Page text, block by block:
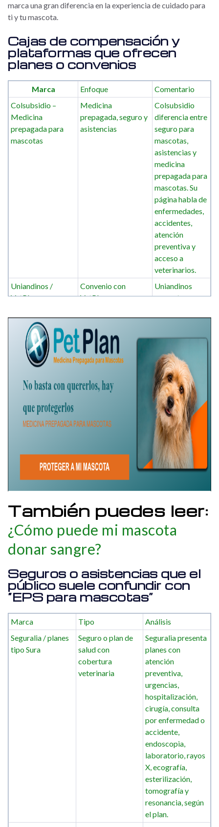
marca una gran diferencia en la experiencia de cuidado para
ti y tu mascota.
Cajas de compensación y
plataformas que ofrecen
planes o convenios
Marca Enfoque
Comentario
Colsubsidio –
Medicina
prepagada para
mascotas
Medicina
prepagada, seguro y
asistencias
Colsubsidio
diferencia entre
seguro para
mascotas,
asistencias y
medicina
prepagada para
mascotas. Su
página habla de
enfermedades,
accidentes,
atención
preventiva y
acceso a
veterinarios.
Uniandinos /
VetPlus
Convenio con
VetPlus
Uniandinos
presenta a
medicina
brindar
atención
oportuna y de
calidad a
mascotas.
Privilegios
Convenio de
Colsanitas
presenta
VetPlus en
Bogotá con
cobertura en
preventiva,
enfermedades y
accidentes.
También puedes leer:
¿Cómo puede mi mascota
donar sangre?
Seguros o asistencias que el
público suele confundir con
“EPS para mascotas”
Marca Tipo
Análisis
Seguralia / planes
tipo Sura
Seguro o plan de
salud con
cobertura
veterinaria
Seguralia presenta
planes con
atención
preventiva,
urgencias,
hospitalización,
cirugía, consulta
por enfermedad o
accidente,
endoscopia,
laboratorio, rayos
X, ecografía,
esterilización,
tomografía y
resonancia, según
el plan.